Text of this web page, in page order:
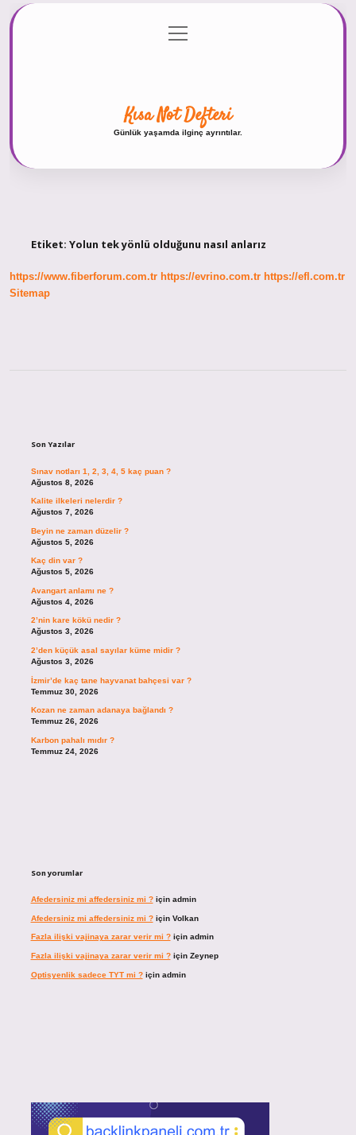
Gizlilik Politikası
menüyü
aç
Kısa Not Defteri
Günlük yaşamda ilginç ayrıntılar.
Etiket: Yolun tek yönlü olduğunu nasıl anlarız
https://www.fiberforum.com.tr https://evrino.com.tr https://efl.com.tr
Sitemap
Son Yazılar
Sınav notları 1, 2, 3, 4, 5 kaç puan ?
Ağustos 8, 2026
Kalite ilkeleri nelerdir ?
Ağustos 7, 2026
Beyin ne zaman düzelir ?
Ağustos 5, 2026
Kaç din var ?
Ağustos 5, 2026
Avangart anlamı ne ?
Ağustos 4, 2026
2’nin kare kökü nedir ?
Ağustos 3, 2026
2’den küçük asal sayılar küme midir ?
Ağustos 3, 2026
İzmir’de kaç tane hayvanat bahçesi var ?
Temmuz 30, 2026
Kozan ne zaman adanaya bağlandı ?
Temmuz 26, 2026
Karbon pahalı mıdır ?
Temmuz 24, 2026
Son yorumlar
Afedersiniz mi affedersiniz mi ?için admin
Afedersiniz mi affedersiniz mi ?için Volkan
Fazla ilişki vajinaya zarar verir mi ?için admin
Fazla ilişki vajinaya zarar verir mi ?için Zeynep
Optisyenlik sadece TYT mi ?için admin